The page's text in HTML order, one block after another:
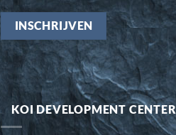
KOI DEVELOPMENT CENTER